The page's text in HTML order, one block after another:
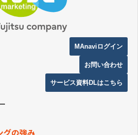
MAnaviログイン
お問い合わせ
サービス資料DLはこちら
グの強み